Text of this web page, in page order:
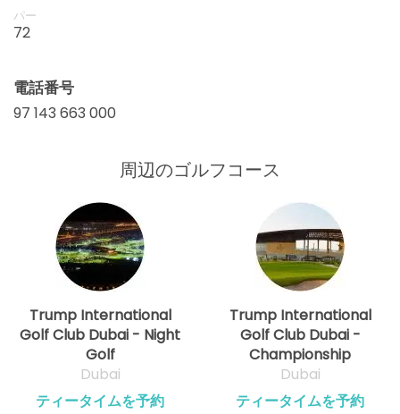
パー
72
電話番号
97 143 663 000
周辺のゴルフコース
Trump International
Golf Club Dubai - Night
Golf
Dubai
ティータイムを予約
Trump International
Golf Club Dubai -
Championship
Dubai
ティータイムを予約